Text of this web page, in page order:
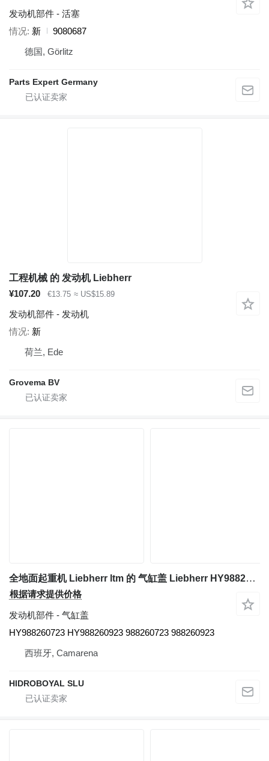
发动机部件 - 活塞
情况 新
9080687
德国, Görlitz
Parts Expert Germany
工程机械 的 发动机 Liebherr
¥107.20
€13.75 ≈ US$15.89
发动机部件 - 发动机
情况 新
荷兰, Ede
Grovema BV
全地面起重机 Liebherr ltm 的 气缸盖 Liebherr HY988260723 HY988260923
根据请求提供价格
发动机部件 - 气缸盖
HY988260723 HY988260923 988260723 988260923
西班牙, Camarena
HIDROBOYAL SLU